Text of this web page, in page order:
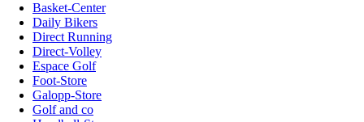
Basket-Center
Daily Bikers
Direct Running
Direct-Volley
Espace Golf
Foot-Store
Galopp-Store
Golf and co